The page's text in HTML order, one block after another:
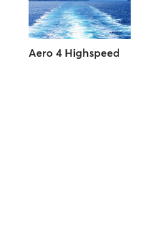
Aero 4 Highspeed